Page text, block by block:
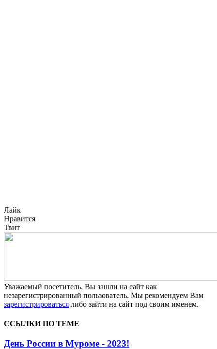
Лайк
Нравится
Твит
Уважаемый посетитель, Вы зашли на сайт как
незарегистрированный пользователь. Мы рекомендуем Вам
зарегистрироваться либо зайти на сайт под своим именем.
ССЫЛКИ ПО ТЕМЕ
День России в Муроме - 2023!